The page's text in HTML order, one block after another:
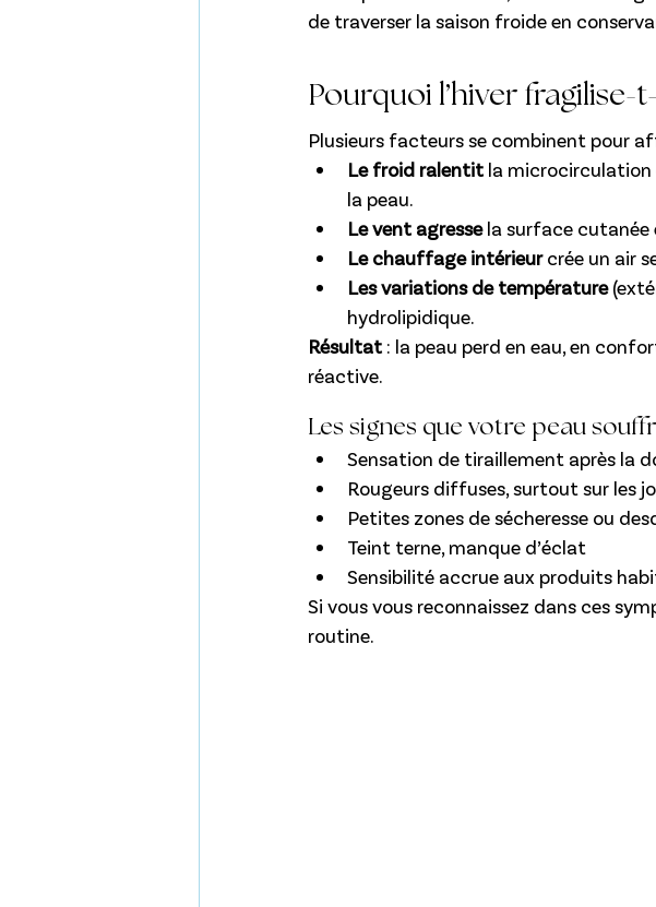
de traverser la saison froide en
Pourquoi l’hiver fragilise-
Plusieurs facteurs se combinent pour
Le froid ralentit la microcirculation
la peau.
Le vent agresse la surface cutanée
Le chauffage intérieur crée un air
Les variations de température
hydrolipidique.
Résultat : la peau perd en eau, en
réactive.
Les signes que votre peau
Sensation de tiraillement après la
Rougeurs diffuses, surtout sur les
Petites zones de sécheresse ou
Teint terne, manque d’éclat
Sensibilité accrue aux produits
Si vous vous reconnaissez dans ces
routine.